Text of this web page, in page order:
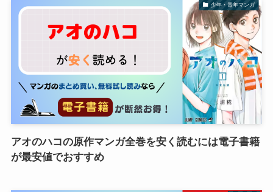
少年・青年マンガ
アオのハコの原作マンガ全巻を安く読むには電子書籍
が最安値でおすすめ